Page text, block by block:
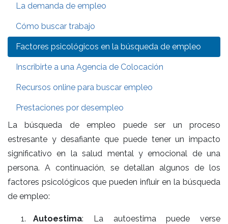
La demanda de empleo
Cómo buscar trabajo
Factores psicológicos en la búsqueda de empleo
Inscribirte a una Agencia de Colocación
Recursos online para buscar empleo
Prestaciones por desempleo
La búsqueda de empleo puede ser un proceso
estresante y desafiante que puede tener un impacto
significativo en la salud mental y emocional de una
persona. A continuación, se detallan algunos de los
factores psicológicos que pueden influir en la búsqueda
de empleo:
Autoestima: La autoestima puede verse